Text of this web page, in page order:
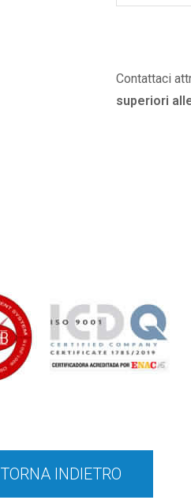
Contattaci
superiori
TORNA INDIETRO